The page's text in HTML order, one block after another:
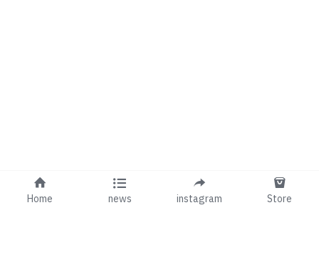
Home news instagram Store